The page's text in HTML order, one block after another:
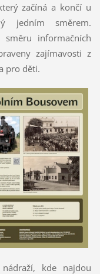
začíná a končí u
jedním směrem.
směru informačních
zajímavosti z
pro děti.
kde najdou